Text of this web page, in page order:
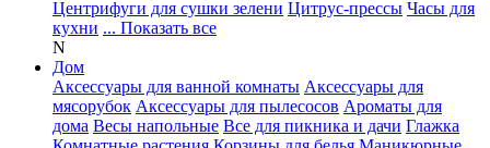
Центрифуги для сушки зелени Цитрус-прессы Часы для
кухни ... Показать все
N
Дом
Аксессуары для ванной комнаты Аксессуары для
мясорубок Аксессуары для пылесосов Ароматы для
дома Весы напольные Все для пикника и дачи Глажка